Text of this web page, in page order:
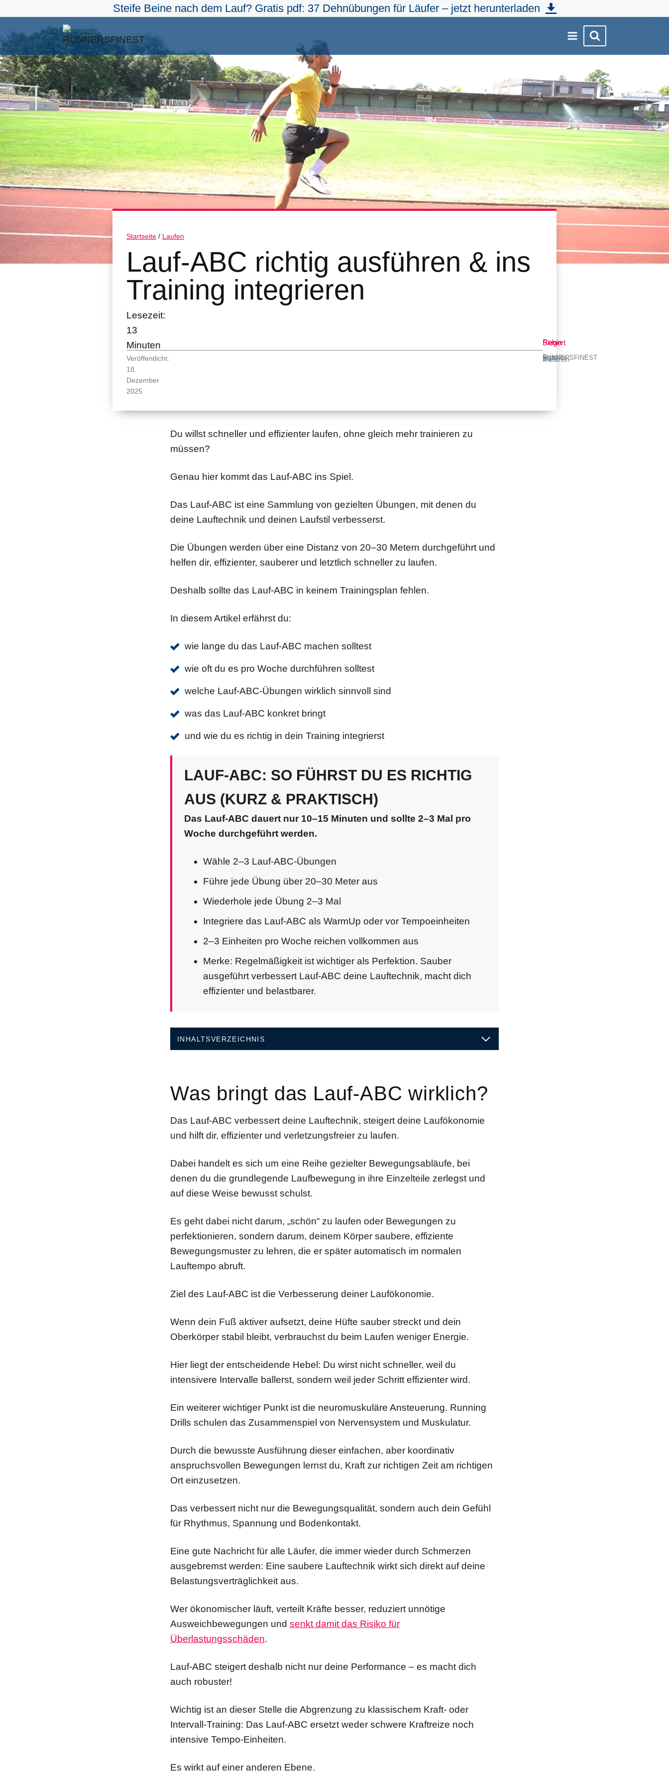
Steife Beine nach dem Lauf? Gratis pdf: 37 Dehnübungen für Läufer – jetzt herunterladen
Inhalt
springen
Startseite / Laufen
Lauf-ABC richtig ausführen & ins
Training integrieren
Lesezeit:
13
Minuten
Veröffentlicht:
18.
Dezember
2025
Robin Siegert
Founder RUNNERSFINEST · 2:34 h Marathon
Du willst schneller und effizienter laufen, ohne gleich mehr trainieren zu
müssen?
Genau hier kommt das Lauf-ABC ins Spiel.
Das Lauf-ABC ist eine Sammlung von gezielten Übungen, mit denen du
deine Lauftechnik und deinen Laufstil verbesserst.
Die Übungen werden über eine Distanz von 20–30 Metern durchgeführt und
helfen dir, effizienter, sauberer und letztlich schneller zu laufen.
Deshalb sollte das Lauf-ABC in keinem Trainingsplan fehlen.
In diesem Artikel erfährst du:
wie lange du das Lauf-ABC machen solltest
wie oft du es pro Woche durchführen solltest
welche Lauf-ABC-Übungen wirklich sinnvoll sind
was das Lauf-ABC konkret bringt
und wie du es richtig in dein Training integrierst
LAUF-ABC: SO FÜHRST DU ES RICHTIG
AUS (KURZ & PRAKTISCH)
Das Lauf-ABC dauert nur 10–15 Minuten und sollte 2–3 Mal pro
Woche durchgeführt werden.
Wähle 2–3 Lauf-ABC-Übungen
Führe jede Übung über 20–30 Meter aus
Wiederhole jede Übung 2–3 Mal
Integriere das Lauf-ABC als WarmUp oder vor Tempoeinheiten
2–3 Einheiten pro Woche reichen vollkommen aus
Merke: Regelmäßigkeit ist wichtiger als Perfektion. Sauber
ausgeführt verbessert Lauf-ABC deine Lauftechnik, macht dich
effizienter und belastbarer.
INHALTSVERZEICHNIS
Was bringt das Lauf-ABC wirklich?
Das Lauf-ABC verbessert deine Lauftechnik, steigert deine Laufökonomie
und hilft dir, effizienter und verletzungsfreier zu laufen.
Dabei handelt es sich um eine Reihe gezielter Bewegungsabläufe, bei
denen du die grundlegende Laufbewegung in ihre Einzelteile zerlegst und
auf diese Weise bewusst schulst.
Es geht dabei nicht darum, „schön“ zu laufen oder Bewegungen zu
perfektionieren, sondern darum, deinem Körper saubere, effiziente
Bewegungsmuster zu lehren, die er später automatisch im normalen
Lauftempo abruft.
Ziel des Lauf-ABC ist die Verbesserung deiner Laufökonomie.
Wenn dein Fuß aktiver aufsetzt, deine Hüfte sauber streckt und dein
Oberkörper stabil bleibt, verbrauchst du beim Laufen weniger Energie.
Hier liegt der entscheidende Hebel: Du wirst nicht schneller, weil du
intensivere Intervalle ballerst, sondern weil jeder Schritt effizienter wird.
Ein weiterer wichtiger Punkt ist die neuromuskuläre Ansteuerung. Running
Drills schulen das Zusammenspiel von Nervensystem und Muskulatur.
Durch die bewusste Ausführung dieser einfachen, aber koordinativ
anspruchsvollen Bewegungen lernst du, Kraft zur richtigen Zeit am richtigen
Ort einzusetzen.
Das verbessert nicht nur die Bewegungsqualität, sondern auch dein Gefühl
für Rhythmus, Spannung und Bodenkontakt.
Eine gute Nachricht für alle Läufer, die immer wieder durch Schmerzen
ausgebremst werden: Eine saubere Lauftechnik wirkt sich direkt auf deine
Belastungsverträglichkeit aus.
Wer ökonomischer läuft, verteilt Kräfte besser, reduziert unnötige
Ausweichbewegungen und senkt damit das Risiko für
Überlastungsschäden.
Lauf-ABC steigert deshalb nicht nur deine Performance – es macht dich
auch robuster!
Wichtig ist an dieser Stelle die Abgrenzung zu klassischem Kraft- oder
Intervall-Training: Das Lauf-ABC ersetzt weder schwere Kraftreize noch
intensive Tempo-Einheiten.
Es wirkt auf einer anderen Ebene.